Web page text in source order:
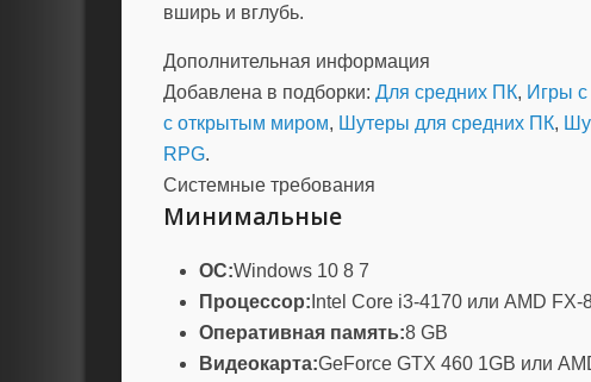
вширь и вглубь.
Дополнительная информация
Добавлена в подборки: Для средних ПК, Игры
с открытым миром, Шутеры для средних ПК,
RPG.
Системные требования
Минимальные
ОС:Windows 10 8 7
Процессор: Intel Core i3-4170 или AMD FX-
Оперативная память:8 GB
Видеокарта:GeForce GTX 460 1GB или